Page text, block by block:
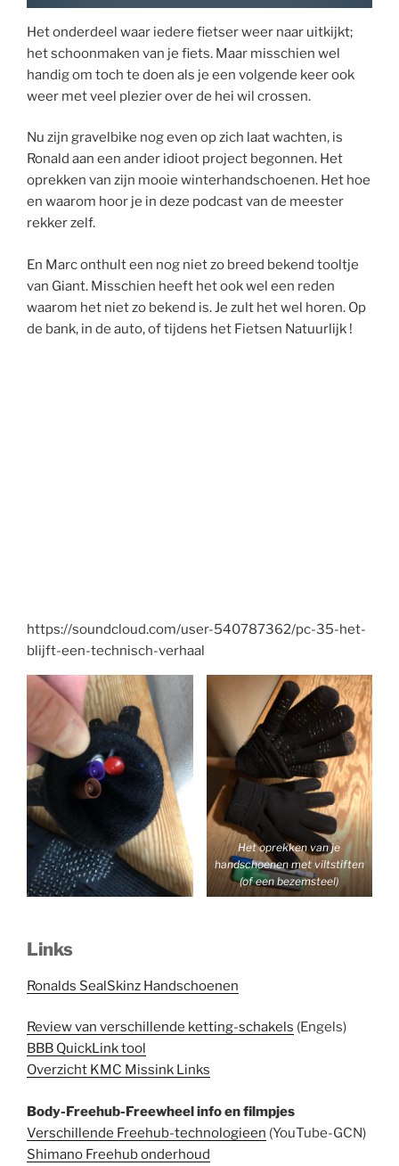
Het onderdeel waar iedere fietser weer naar uitkijkt;
het schoonmaken van je fiets. Maar misschien wel
handig om toch te doen als je een volgende keer ook
weer met veel plezier over de hei wil crossen.
Nu zijn gravelbike nog even op zich laat wachten, is
Ronald aan een ander idioot project begonnen. Het
oprekken van zijn mooie winterhandschoenen. Het hoe
en waarom hoor je in deze podcast van de meester
rekker zelf.
En Marc onthult een nog niet zo breed bekend tooltje
van Giant. Misschien heeft het ook wel een reden
waarom het niet zo bekend is. Je zult het wel horen. Op
de bank, in de auto, of tijdens het Fietsen Natuurlijk !
https://soundcloud.com/user-540787362/pc-35-het-
blijft-een-technisch-verhaal
Het oprekken van je
handschoenen met viltstiften
(of een bezemsteel)
Links
Ronalds SealSkinz Handschoenen
Review van verschillende ketting-schakels (Engels)
BBB QuickLink tool
Overzicht KMC Missink Links
Body-Freehub-Freewheel info en filmpjes
Verschillende Freehub-technologieen (YouTube-GCN)
Shimano Freehub onderhoud